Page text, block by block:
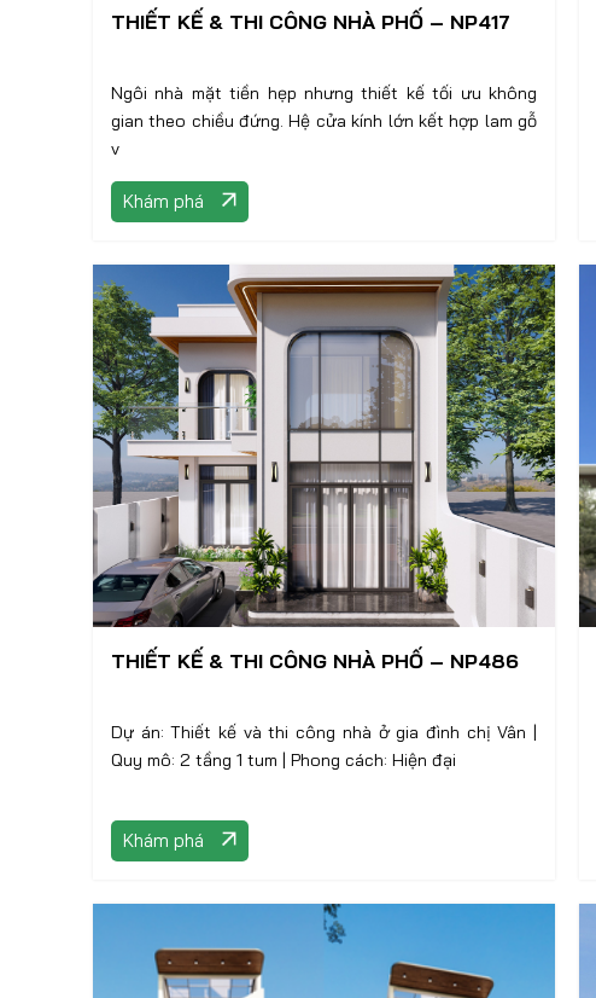
THIẾT KẾ & THI CÔNG NHÀ PHỐ – NP417
Ngôi nhà mặt tiền hẹp nhưng thiết kế tối ưu không
gian theo chiều đứng. Hệ cửa kính lớn kết hợp lam gỗ
v
Khám phá
THIẾT KẾ & THI CÔNG NHÀ PHỐ – NP486
Dự án: Thiết kế và thi công nhà ở gia đình chị Vân |
Quy mô: 2 tầng 1 tum | Phong cách: Hiện đại
Khám phá